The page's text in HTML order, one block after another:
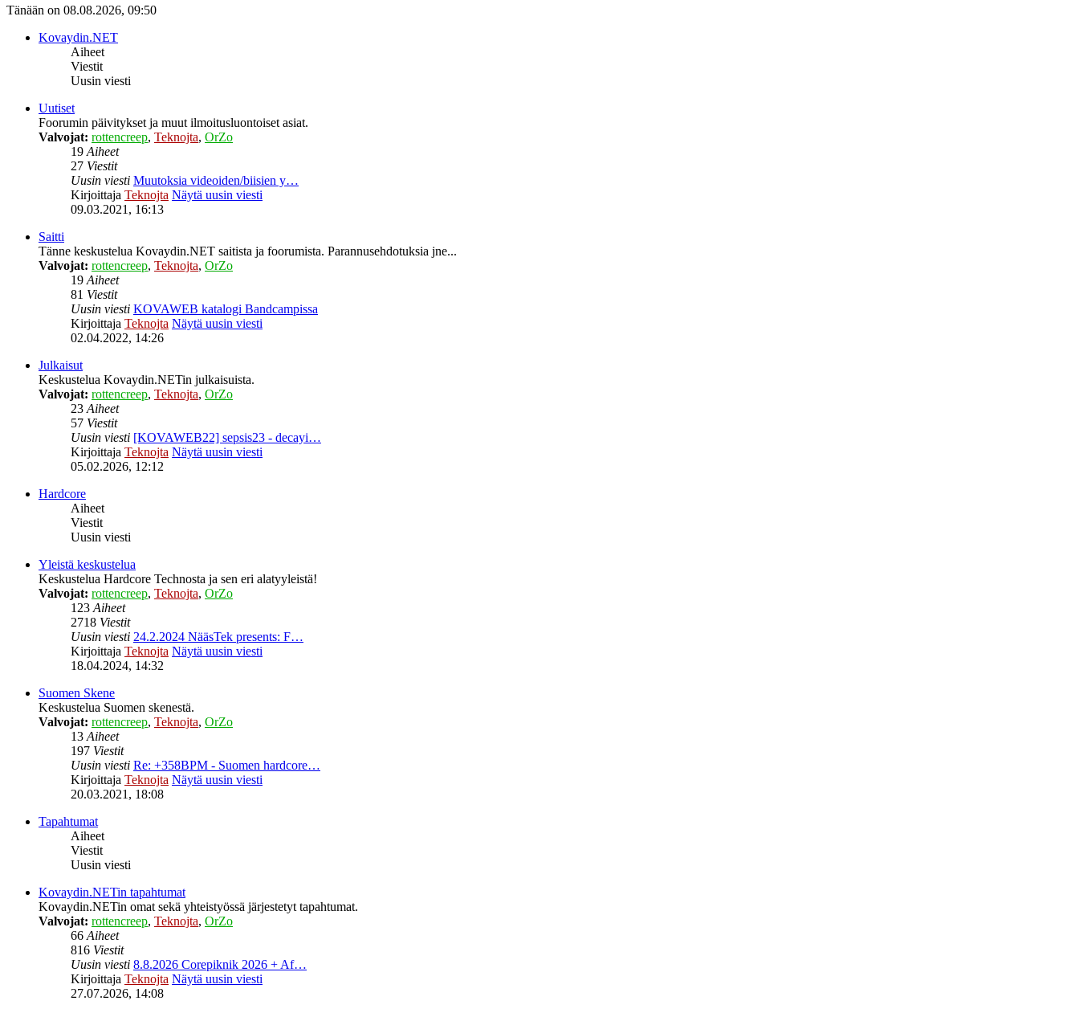
Tänään on 08.08.2026, 09:50
Kovaydin.NET
Aiheet
Viestit
Uusin viesti
Uutiset
Foorumin päivitykset ja muut ilmoitusluontoiset asiat.
Valvojat: rottencreep, Teknojta, OrZo
19Aiheet
27 Viestit
Uusin viesti Muutoksia videoiden/biisien y…
Kirjoittaja Teknojta Näytä uusin viesti
09.03.2021, 16:13
Saitti
Tänne keskustelua Kovaydin.NET saitista ja foorumista. Parannusehdotuksia jne...
Valvojat: rottencreep, Teknojta, OrZo
19Aiheet
81 Viestit
Uusin viesti KOVAWEB katalogi Bandcampissa
Kirjoittaja Teknojta Näytä uusin viesti
02.04.2022, 14:26
Julkaisut
Keskustelua Kovaydin.NETin julkaisuista.
Valvojat: rottencreep, Teknojta, OrZo
23Aiheet
57 Viestit
Uusin viesti [KOVAWEB22] sepsis23 - decayi…
Kirjoittaja Teknojta Näytä uusin viesti
05.02.2026, 12:12
Hardcore
Aiheet
Viestit
Uusin viesti
Yleistä keskustelua
Keskustelua Hardcore Technosta ja sen eri alatyyleistä!
Valvojat: rottencreep, Teknojta, OrZo
123Aiheet
2718 Viestit
Uusin viesti 24.2.2024 NääsTek presents: F…
Kirjoittaja Teknojta Näytä uusin viesti
18.04.2024, 14:32
Suomen Skene
Keskustelua Suomen skenestä.
Valvojat: rottencreep, Teknojta, OrZo
13Aiheet
197 Viestit
Uusin viesti Re: +358BPM - Suomen hardcore…
Kirjoittaja Teknojta Näytä uusin viesti
20.03.2021, 18:08
Tapahtumat
Aiheet
Viestit
Uusin viesti
Kovaydin.NETin tapahtumat
Kovaydin.NETin omat sekä yhteistyössä järjestetyt tapahtumat.
Valvojat: rottencreep, Teknojta, OrZo
66Aiheet
816 Viestit
Uusin viesti 8.8.2026 Corepiknik 2026 + Af…
Kirjoittaja Teknojta Näytä uusin viesti
27.07.2026, 14:08